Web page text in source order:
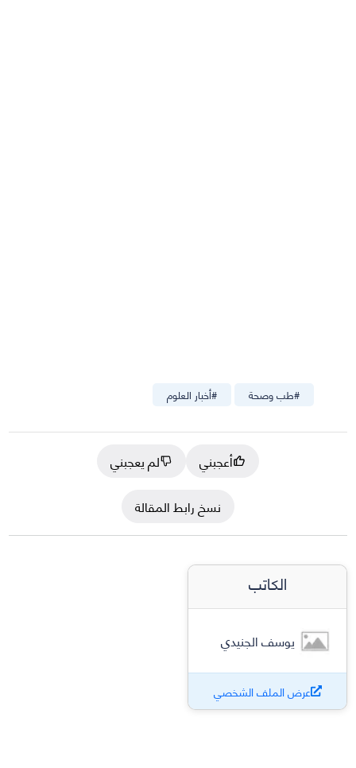
#أخبار العلوم #طب وصحة
أعجبني
لم يعجبني
نسخ رابط المقالة
الكاتب
يوسف الجنيدي
عرض الملف الشخصي